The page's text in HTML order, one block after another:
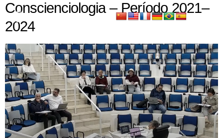
Conscienciologia – Período 2021–
2024